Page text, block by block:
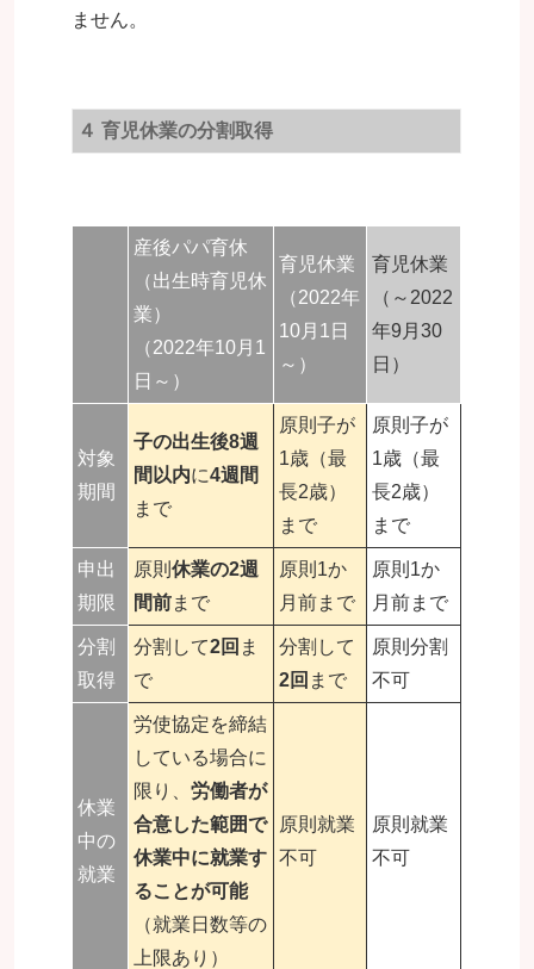
ません。
４ 育児休業の分割取得
産後パパ育休
（出生時育児休
業）
（2022年10月1
日～）
育児休業
（2022年
10月1日
～）
育児休業
（～2022
年9月30
日）
対象
期間
子の出生後8週
間以内に4週間
まで
原則子が
1歳（最
長2歳）
まで
原則子が
1歳（最
長2歳）
まで
申出
期限
原則休業の2週
間前まで
原則1か
月前まで
原則1か
月前まで
分割
取得
分割して2回 ま
で
分割して
2回 まで
原則分割
不可
休業
中の
就業
労使協定を締結
している場合に
限り、労働者が
合意した範囲で
休業中に就業す
ることが可能
（就業日数等の
上限あり）
原則就業
不可
原則就業
不可